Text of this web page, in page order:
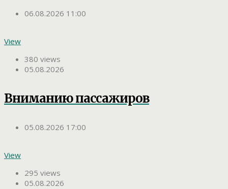
06.08.2026 11:00
View
380 views
05.08.2026
Вниманию пассажиров
05.08.2026 17:00
View
295 views
05.08.2026